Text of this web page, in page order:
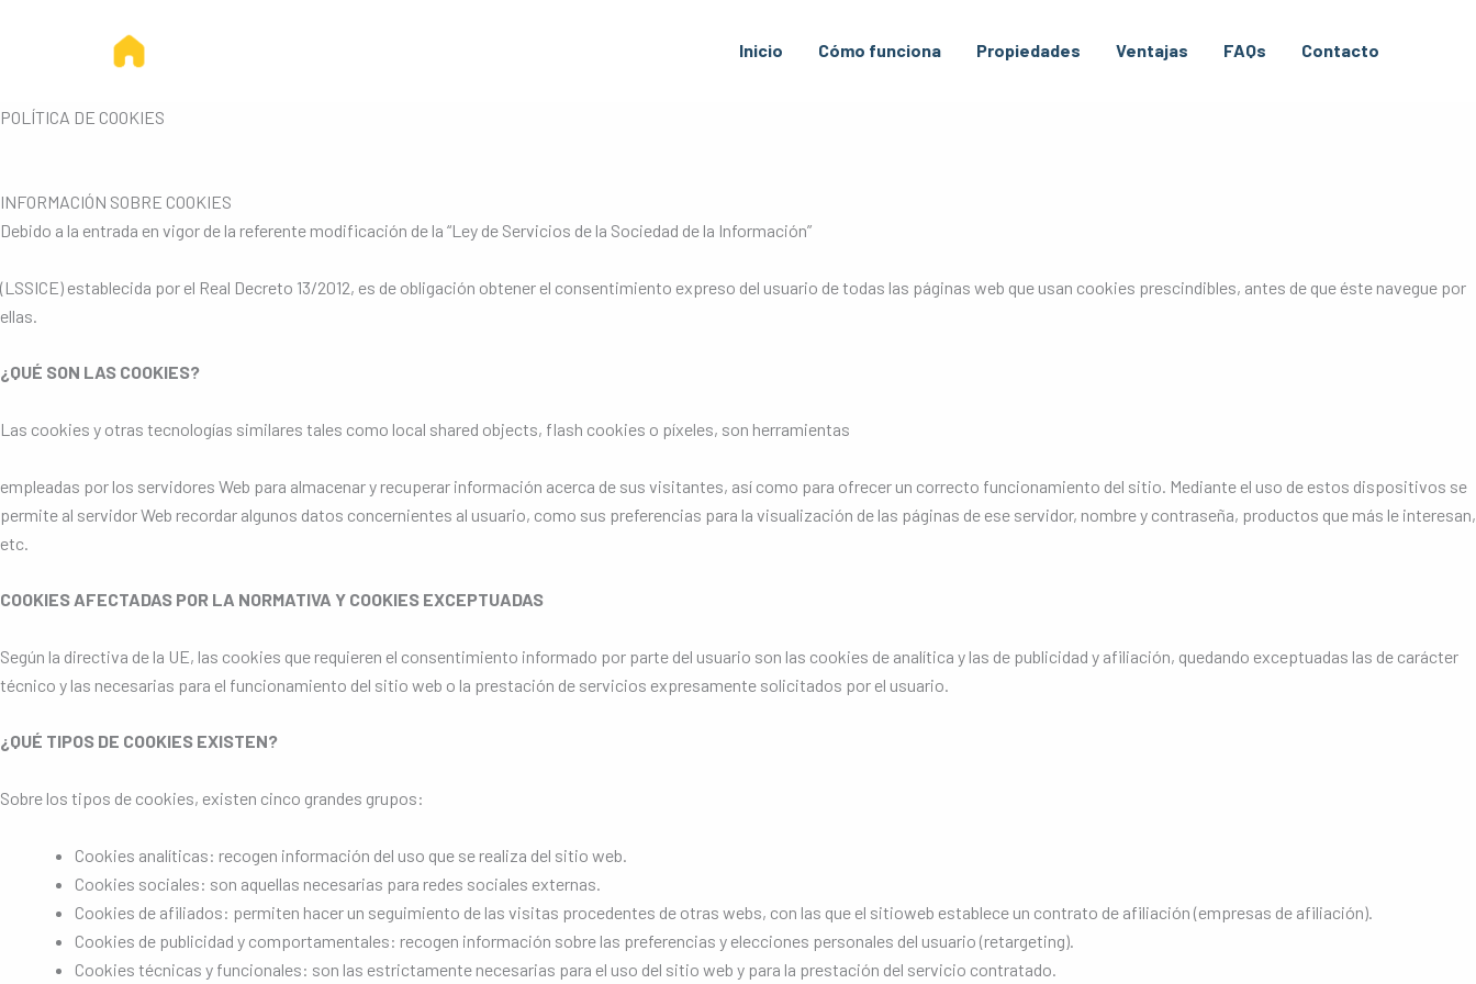
Inicio Cómo funciona Propiedades Ventajas FAQs Contacto
POLÍTICA DE COOKIES
INFORMACIÓN SOBRE COOKIES
Debido a la entrada en vigor de la referente modificación de la “Ley de Servicios de la Sociedad de la Información”
(LSSICE) establecida por el Real Decreto 13/2012, es de obligación obtener el consentimiento expreso del usuario de todas las páginas web que usan cookies prescindibles, antes de que éste navegue por
ellas.
¿QUÉ SON LAS COOKIES?
Las cookies y otras tecnologías similares tales como local shared objects, flash cookies o píxeles, son herramientas
empleadas por los servidores Web para almacenar y recuperar información acerca de sus visitantes, así como para ofrecer un correcto funcionamiento del sitio. Mediante el uso de estos dispositivos se
permite al servidor Web recordar algunos datos concernientes al usuario, como sus preferencias para la visualización de las páginas de ese servidor, nombre y contraseña, productos que más le interesan,
etc.
COOKIES AFECTADAS POR LA NORMATIVA Y COOKIES EXCEPTUADAS
Según la directiva de la UE, las cookies que requieren el consentimiento informado por parte del usuario son las cookies de analítica y las de publicidad y afiliación, quedando exceptuadas las de carácter
técnico y las necesarias para el funcionamiento del sitio web o la prestación de servicios expresamente solicitados por el usuario.
¿QUÉ TIPOS DE COOKIES EXISTEN?
Sobre los tipos de cookies, existen cinco grandes grupos:
Cookies analíticas: recogen información del uso que se realiza del sitio web.
Cookies sociales: son aquellas necesarias para redes sociales externas.
Cookies de afiliados: permiten hacer un seguimiento de las visitas procedentes de otras webs, con las que el sitioweb establece un contrato de afiliación (empresas de afiliación).
Cookies de publicidad y comportamentales: recogen información sobre las preferencias y elecciones personales del usuario (retargeting).
Cookies técnicas y funcionales: son las estrictamente necesarias para el uso del sitio web y para la prestación del servicio contratado.